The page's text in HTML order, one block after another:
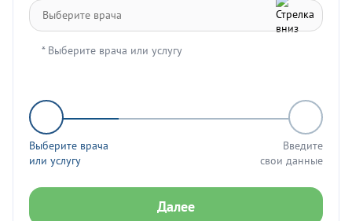
* Выберите врача или услугу
Выберите врача
или услугу
Введите
свои данные
Далее